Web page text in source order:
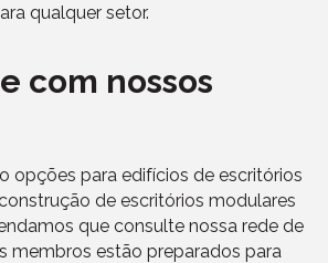
qualquer setor.
com nossos
opções para edifícios de escritórios
de escritórios modulares
que consulte nossa rede de
membros estão preparados para